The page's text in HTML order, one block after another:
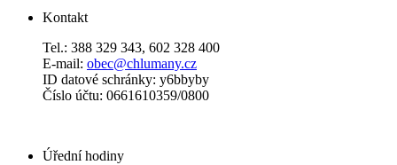
Kontakt
Tel.: 388 329 343, 602 328 400
E-mail: obec@chlumany.cz
ID datové schránky: y6bbyby
Číslo účtu: 0661610359/0800
Úřední hodiny